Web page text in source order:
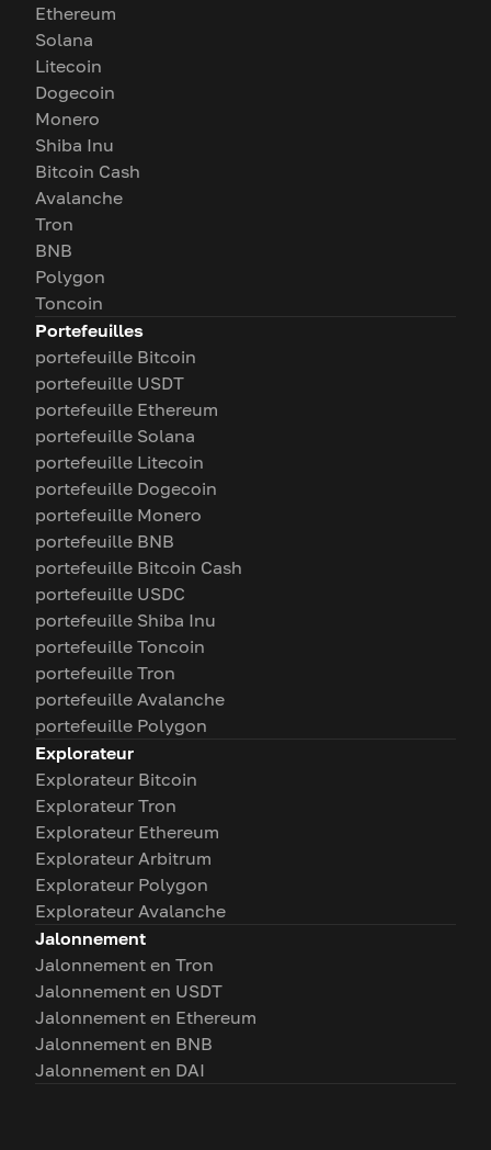
Ethereum
Solana
Litecoin
Dogecoin
Monero
Shiba Inu
Bitcoin Cash
Avalanche
Tron
BNB
Polygon
Toncoin
Portefeuilles
portefeuille Bitcoin
portefeuille USDT
portefeuille Ethereum
portefeuille Solana
portefeuille Litecoin
portefeuille Dogecoin
portefeuille Monero
portefeuille BNB
portefeuille Bitcoin Cash
portefeuille USDC
portefeuille Shiba Inu
portefeuille Toncoin
portefeuille Tron
portefeuille Avalanche
portefeuille Polygon
Explorateur
Explorateur Bitcoin
Explorateur Tron
Explorateur Ethereum
Explorateur Arbitrum
Explorateur Polygon
Explorateur Avalanche
Jalonnement
Jalonnement en Tron
Jalonnement en USDT
Jalonnement en Ethereum
Jalonnement en BNB
Jalonnement en DAI